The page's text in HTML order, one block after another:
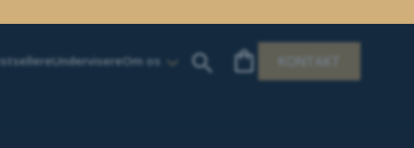
UndervisereOm os KONTAKT